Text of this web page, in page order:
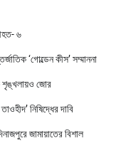
৬
‘গোল্ডেন কীস’ সম্মাননা
শৃঙ্খলায়ও জোর
নিষিদ্ধের দাবি
জামায়াতের বিশাল